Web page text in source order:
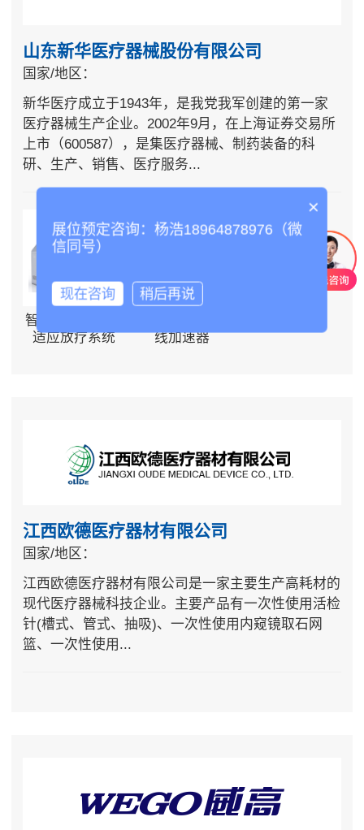
山东新华医疗器械股份有限公司
国家/地区：
新华医疗成立于1943年，是我党我军创建的第一家
医疗器械生产企业。2002年9月，在上海证券交易所
上市（600587），是集医疗器械、制药装备的科
研、生产、销售、医疗服务...
智能环形在线自
适应放疗系统
线加速器
江西欧德医疗器材有限公司
国家/地区：
江西欧德医疗器材有限公司是一家主要生产高耗材的
现代医疗器械科技企业。主要产品有一次性使用活检
针(槽式、管式、抽吸)、一次性使用内窥镜取石网
篮、一次性使用...
×
展位预定咨询：杨浩18964878976（微
信同号）
现在咨询 稍后再说